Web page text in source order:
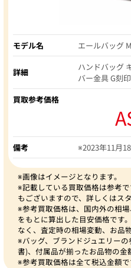
モデル名 エールバッグ
詳細
ハンドバッグ
バー金具 G刻印
買取参考価格
備考 ※2023年11月
※画像はイメージとなります。
※記載している買取価格は参考
もございますので、詳しくはス
※参考買取価格は、国内外の相
をもとに算出した目安価格です
なく、査定時の相場変動、お品
※バッグ、ブランドジュエリー
書)、付属品が揃ったお品物の金
※参考買取価格は全て税込金額で